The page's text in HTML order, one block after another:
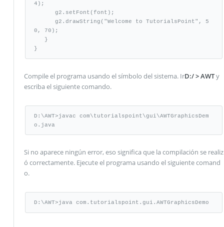
4);
0, 70);
}
Compile el programa usando el símbolo del sistema. IrD:/ > AWTy
escriba el siguiente comando.
D:\AWT>javac com\tutorialspoint\gui\AWTGraphicsDem
o.java
Si no aparece ningún error, eso significa que la compilación se realiz
ó correctamente. Ejecute el programa usando el siguiente comand
o.
D:\AWT>java com.tutorialspoint.gui.AWTGraphicsDemo